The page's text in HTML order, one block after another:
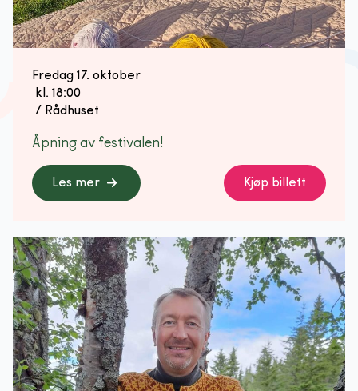
Fredag 17. oktober
kl. 18:00
/ Rådhuset
Åpning av festivalen!
Les mer Kjøp billett